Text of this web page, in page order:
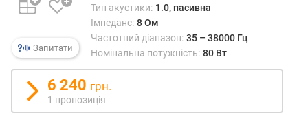
м
.
ч
а
с
Запитати
Тип акустики: 1.0, пасивна
Імпеданс: 8 Ом
Частотний діапазон: 35 – 38000 Гц
Номінальна потужність: 80 Вт
6 240 грн.
1 пропозиція